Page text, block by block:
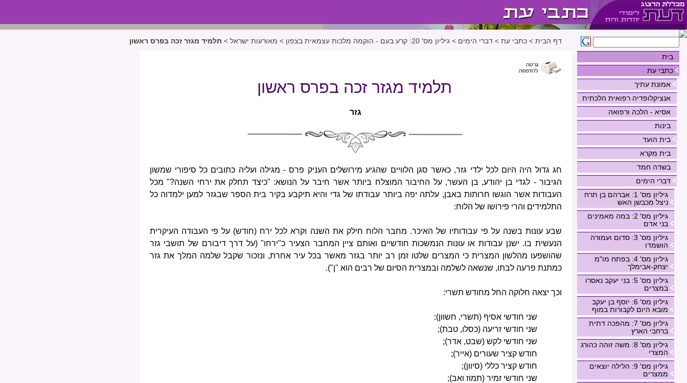
בית
כתבי עת
אמונת עתיך
אנציקלופדיה רפואית הלכתית
אסיא - הלכה ורפואה
בינות
בית הועד
בית מקרא
בשדה חמד
דברי הימים
גיליון מס' 1: אברהם בן תרח
ניצל מכבשן האש
גיליון מס' 2: במה מאמינים
בני אדם
גיליון מס' 3: סדום ועמורה
הושמדו
גיליון מס' 4: בפתח מו"מ
יצחק-אבימלך
גיליון מס' 5: בני יעקב נאסרו
במצרים
גיליון מס' 6: יוסף בן יעקב
מובא היום לקבורות במוף
גיליון מס' 7: מהפכה דתית
ברחבי הארץ
גיליון מס' 8: משה זוהה כהורג
המצרי
גיליון מס' 9: הלילה יוצאים
ממצרים
דף הבית > כתבי עת > דברי הימים > גיליון מס' 20: קרע בעם - הוקמה מלכות עצמאית בצפון > מאורעות ישראל > תלמיד מגזר זכה בפרס ראשון
תלמיד מגזר זכה בפרס ראשון
גזר
חג גדול היה היום לכל ילדי גזר, כאשר סגן הלוויים שהגיע מירושלים העניק פרס - מגילה ועליה כתובים כל סיפורי שמשון
הגיבור - לגדי בן יהודע, בן העשר, על החיבור המוצלח ביותר אשר חיבר על הנושא: "כיצד תחלק את ירחי השנה?" מכל
העבודות אשר הוגשו חרותות באבן, עלתה יפה ביותר עבודתו של גדי והיא תיקבע בקיר בית הספר שבגזר למען ילמדוה כל
התלמידים והרי פירושו של הלוח:
שבע עונות בשנה על פי עבודותיו של האיכר. מחבר הלוח חילק את השנה וקרא לכל ירח (חודש) על פי העבודה העיקרית
הנעשית בו. ישנן עבודות או עונות הנמשכות חודשיים ואותם ציין המחבר הצעיר כ"ירחו" (על דרך דיבורם של תושבי גזר
שהושפעו מהלשון המצרית כי המצרים שלטו זמן רב יותר בגזר מאשר בכל עיר אחרת, ונזכור שקבל שלמה המלך את גזר
כמתנת פרעה לבתו, שנשאה לשלמה ובמצרית הסיום של רבים הוא "ן").
וכך יצאה חלוקה החל מחודש תשרי:
שני חודשי אסיף (תשרי, חשוון):
שני חודשי זריעה (כסלו, טבת);
שני חודשי לקש (שבט, אדר);
חודש קציר שעורים (אייר);
חודש קציר כללי (סיוון);
שני חודשי זמיר (תמוז ואב);